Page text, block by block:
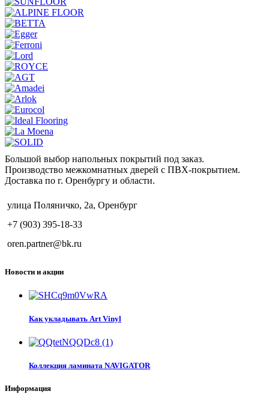
Большой выбор напольных покрытий под заказ.
Производство межкомнатных дверей с ПВХ-покрытием.
Доставка по г. Оренбургу и области.
улица Поляничко, 2а, Оренбург
+7 (903) 395-18-33
oren.partner@bk.ru
Новости и акции
Как укладывать Art Vinyl
Коллекция ламината NAVIGATOR
Информация